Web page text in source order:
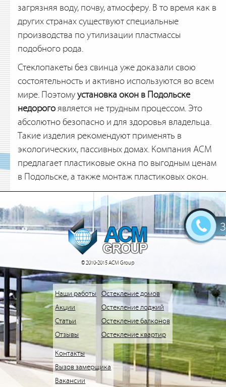
загрязняя воду, почву, атмосферу. В то время как в
других странах существуют специальные
производства по утилизации пластмассы
подобного рода.
Стеклопакеты без свинца уже доказали свою
состоятельность и активно используются во всем
мире. Поэтомуустановка окон в Подольске
недорогоявляется не трудным процессом. Это
абсолютно безопасно и для здоровья владельца.
Такие изделия рекомендуют применять в
экологических, пассивных домах. Компания АСМ
предлагает пластиковые окна по выгодным ценам
в Подольске, а также монтаж пластиковых окон.
© 2010-2015 АСМ Group
Наши работы
Акции
Статьи
Отзывы
Остекление домов
Остекление лоджий
Остекление балконов
Остекление квартир
Контакты
Вызов замерщика
Вакансии